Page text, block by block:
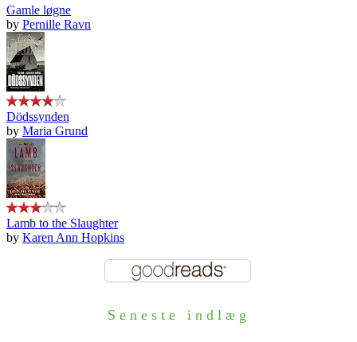
Gamle løgne
by Pernille Ravn
Dödssynden
by Maria Grund
Lamb to the Slaughter
by Karen Ann Hopkins
Seneste indlæg